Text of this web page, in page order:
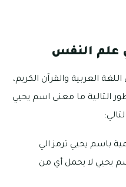
علم النفس
العربية والقرآن الكريم،
التالية ما معنى اسم يحيي
باسم يحيي ترمز الي
يحيي لا يحمل أي من